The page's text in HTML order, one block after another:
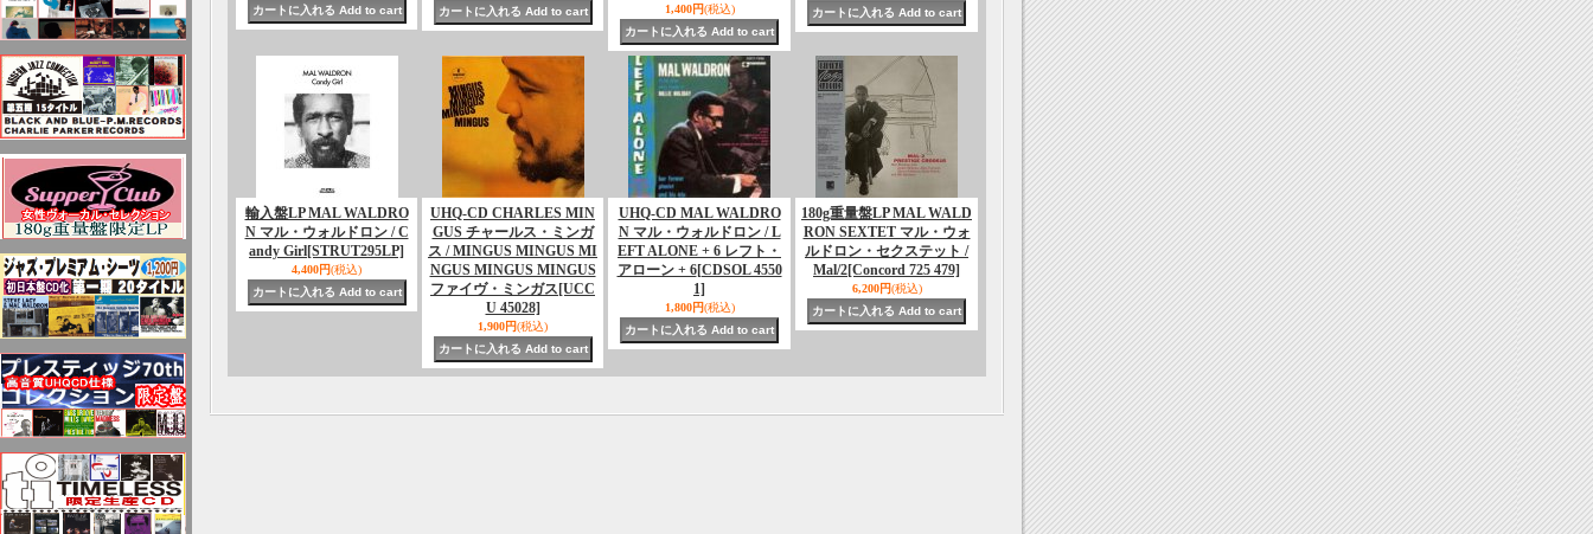
1,400円(税込)
輸入盤LP MAL WALDRO
N マル・ウォルドロン / C
andy Girl[STRUT295LP]
4,400円(税込)
UHQ-CD CHARLES MIN
GUS チャールス・ミンガ
ス / MINGUS MINGUS MI
NGUS MINGUS MINGUS
ファイヴ・ミンガス [UCC
U 45028]
1,900円(税込)
UHQ-CD MAL WALDRO
N マル・ウォルドロン / L
EFT ALONE + 6 レフト・
アローン + 6[CDSOL 4550
1]
1,800円(税込)
180g重量盤LP MAL WALD
RON SEXTET マル・ウォ
ルドロン・セクステット /
Mal/2[Concord 725 479]
6,200円(税込)